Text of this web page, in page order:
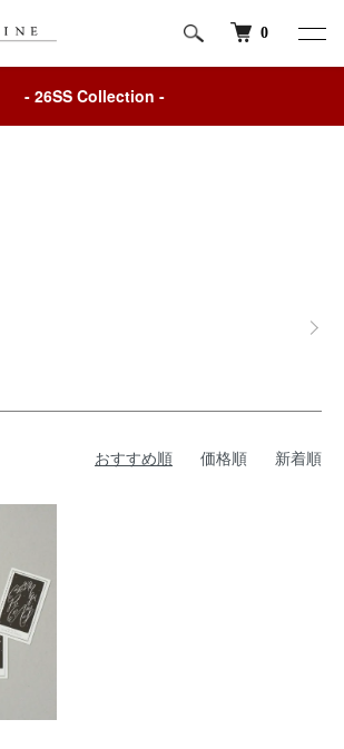
0
- 26SS Collection -
おすすめ順 価格順 新着順